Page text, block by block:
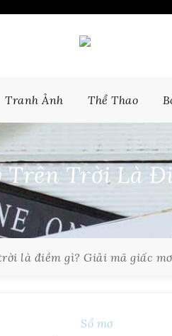
Tranh Ảnh Thể Thao
Trên Trời Là
là điềm gì? Giải mã giấc
Sổ mơ